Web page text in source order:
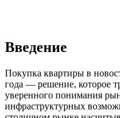
Введение
Покупка квартиры в
года — решение, которое
уверенного понимания
инфраструктурных